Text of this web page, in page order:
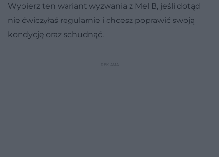
Wybierz ten wariant wyzwania z Mel B, jeśli dotąd
nie ćwiczyłaś regularnie i chcesz poprawić swoją
kondycję oraz schudnąć.